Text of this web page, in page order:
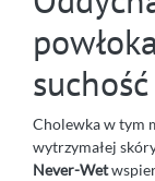
Cholewka w tym
wytrzymałej
Never-Wet